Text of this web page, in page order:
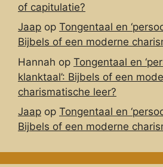
of capitulatie?
Jaap op Tongentaal en
Bijbels of een moderne
Hannah op Tongentaal en
klanktaal’: Bijbels of een
charismatische leer?
Jaap op Tongentaal en
Bijbels of een moderne